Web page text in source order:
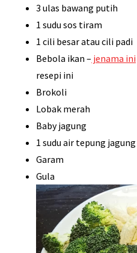
3 ulas bawang putih
1 sudu sos tiram
1 cili besar atau cili padi
Bebola ikan – jenama ini
resepi ini
Brokoli
Lobak merah
Baby jagung
1 sudu air tepung jagung
Garam
Gula